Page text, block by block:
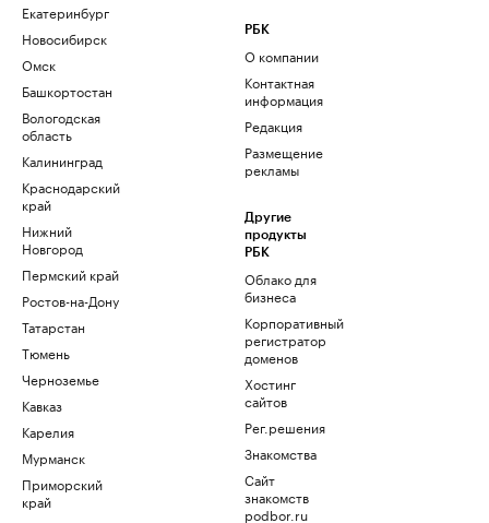
Екатеринбург
Новосибирск
Омск
Башкортостан
Вологодская
область
Калининград
Краснодарский
край
Нижний
Новгород
Пермский край
Ростов-на-Дону
Татарстан
Тюмень
Черноземье
Кавказ
Карелия
Мурманск
Приморский
край
РБК
О компании
Контактная
информация
Редакция
Размещение
рекламы
Другие
продукты
РБК
Облако для
бизнеса
Корпоративный
регистратор
доменов
Хостинг
сайтов
Рег.решения
Знакомства
Сайт
знакомств
podbor.ru